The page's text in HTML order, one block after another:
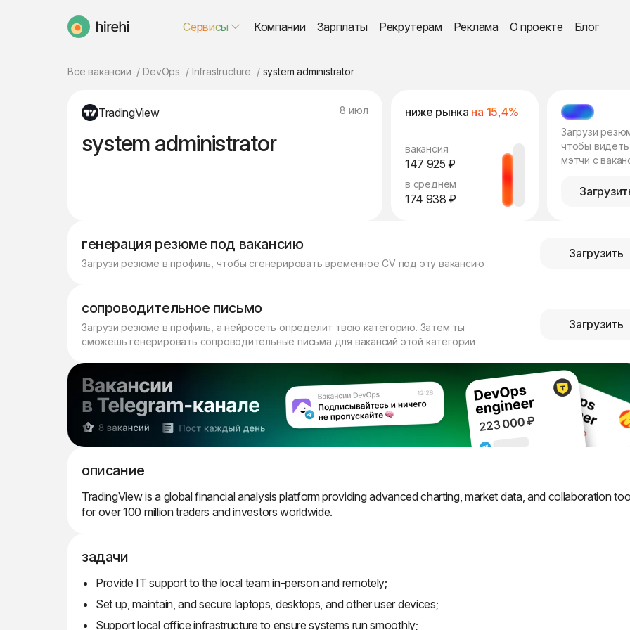
HireHi Сервисы Компании Зарплаты Рекрутерам Реклама О проекте Блог
Все вакансии DevOps Infrastructure system administrator
TradingView 8 июл
system administrator
ниже рынка на 15,4%
вакансия
147 925 ₽
в среднем
174 938 ₽
МЭТЧ
Загрузи
чтобы видеть
мэтчи с
генерация резюме под вакансию
Загрузи резюме в профиль, чтобы сгенерировать временное CV под эту вакансию
Загрузить
сопроводительное письмо
Загрузи резюме в профиль, а нейросеть определит твою категорию. Затем ты
сможешь генерировать сопроводительные письма для вакансий этой категории
Загрузить
описание
TradingView is a global financial analysis platform providing advanced charting, market data, and collaboration
for over 100 million traders and investors worldwide.
задачи
Provide IT support to the local team in-person and remotely;
Set up, maintain, and secure laptops, desktops, and other user devices;
Support local office infrastructure to ensure systems run smoothly;